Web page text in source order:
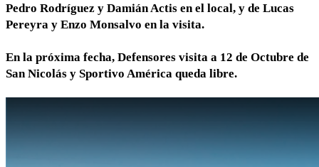
Pedro Rodríguez y Damián Actis en el local, y de Lucas
Pereyra y Enzo Monsalvo en la visita.
En la próxima fecha, Defensores visita a 12 de Octubre de
San Nicolás y Sportivo América queda libre.